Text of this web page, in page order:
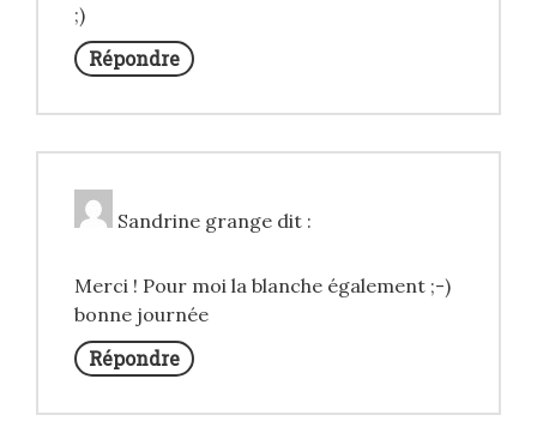
;)
Répondre
Sandrine grange dit :
Merci ! Pour moi la blanche également ;-)
bonne journée
Répondre